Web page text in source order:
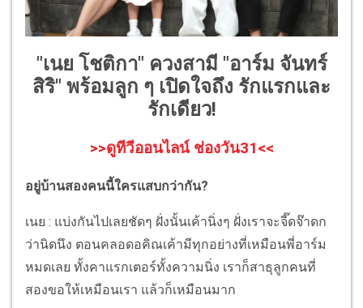
"เนย โชติกา" ควงสามี "อาร์ม จันทร์
สิริ" พร้อมลูก ๆ เปิดใจถึง รักแรกและ
รักเดียว!
>>ดูทีวีออนไลน์ ช่องวัน31<<
อยู่บ้านสองคนนี้ใครแสบกว่ากัน?
เนย : แบ่งกันไปเลยชัดๆ ฝั่งนั้นเค้านิ่งๆ ฝั่งเราจะจี๊ดจ๊าดก
ว่านิดนึง ตอนคลอดอคิณเค้ามีทุกอย่างที่เหมือนพี่อาร์ม
หมดเลย ทั้งคาแรกเตอร์ทั้งความนิ่ง เราก็สาธุลูกคนที่
สองขอให้เหมือนเรา แล้วก็เหมือนมาก